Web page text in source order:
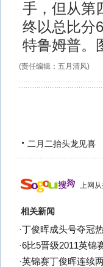
手，但从第
终以总比分
特鲁姆普。
(责任编辑：五月清风)
二月二抬头龙见喜
上网
相关新闻
·丁俊晖成头号夺冠
·6比5晋级2011英锦
·英锦赛丁俊晖连续